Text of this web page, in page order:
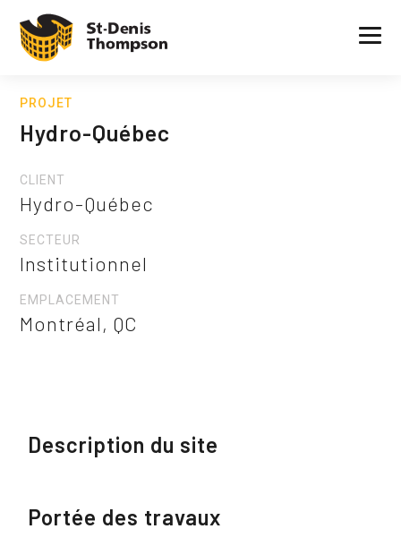
PROJET
Hydro-Québec
CLIENT
Hydro-Québec
SECTEUR
Institutionnel
EMPLACEMENT
Montréal, QC
Description du site
Portée des travaux